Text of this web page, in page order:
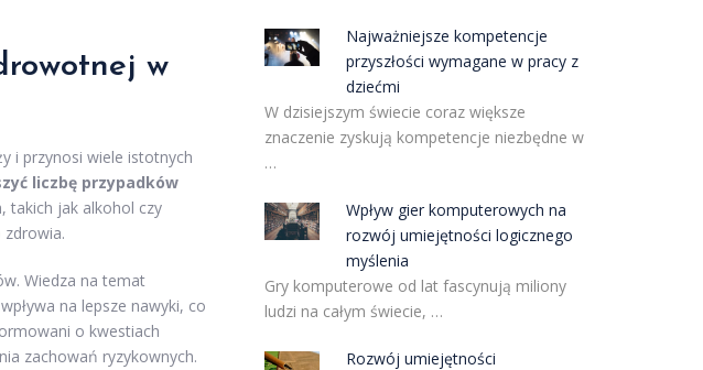
w
i przynosi wiele istotnych
liczbę przypadków
takich jak alkohol czy
Wiedza na temat
na lepsze nawyki, co
o kwestiach
zachowań ryzykownych.
Najważniejsze kompetencje
przyszłości wymagane w pracy z
dziećmi
W dzisiejszym świecie coraz większe
znaczenie zyskują kompetencje niezbędne w
…
Wpływ gier komputerowych na
rozwój umiejętności logicznego
myślenia
Gry komputerowe od lat fascynują miliony
ludzi na całym świecie, …
Rozwój umiejętności